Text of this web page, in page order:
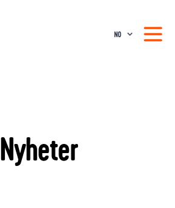
NO
Nyheter